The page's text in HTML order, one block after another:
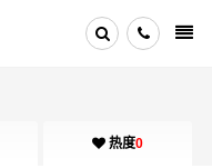
热度0